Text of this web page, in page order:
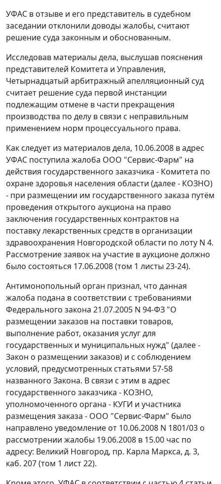
УФАС в отзыве и его представитель в судебном
заседании отклонили доводы жалобы, считают
решение суда законным и обоснованным.
Исследовав материалы дела, выслушав пояснения
представителей Комитета и Управления,
Четырнадцатый арбитражный апелляционный суд
считает решение суда первой инстанции
подлежащим отмене в части прекращения
производства по делу в связи с неправильным
применением норм процессуального права.
Как следует из материалов дела, 10.06.2008 в адрес
УФАС поступила жалоба ООО "Сервис-Фарм" на
действия государственного заказчика - Комитета по
охране здоровья населения области (далее - КОЗНО)
- при размещении им государственного заказа путём
проведения открытого аукциона на право
заключения государственных контрактов на
поставку лекарственных средств в организации
здравоохранения Новгородской области по лоту N 4.
Рассмотрение заявок на участие в аукционе должно
было состояться 17.06.2008 (том 1 листы 23-24).
Антимонопольный орган признал, что данная
жалоба подана в соответствии с требованиями
Федерального закона 21.07.2005 N 94-ФЗ "О
размещении заказов на поставки товаров,
выполнение работ, оказания услуг для
государственных и муниципальных нужд" (далее -
Закон о размещении заказов) и с соблюдением
условий, предусмотренных статьями 57-58
названного Закона. В связи с этим в адрес
государственного заказчика - КОЗНО,
уполномоченного органа - КУГИ и участника
размещения заказа - ООО "Сервис-Фарм" было
направлено уведомление от 10.06.2008 N 1801/03 о
рассмотрении жалобы 19.06.2008 в 15.00 час по
адресу: Великий Новгород, пр. Карла Маркса, д. 3,
каб. 207 (том 1 лист 22).